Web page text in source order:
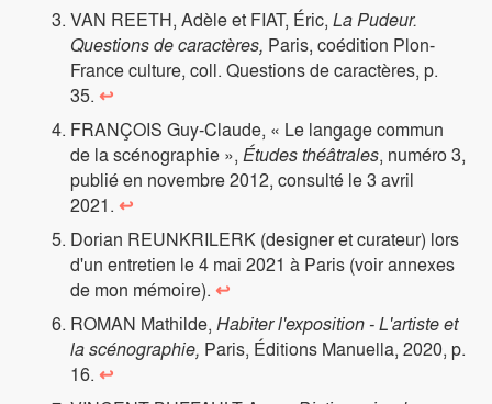
VAN REETH, Adèle et FIAT, Éric, La Pudeur.
Questions de caractères, Paris, coédition Plon-
France culture, coll. Questions de caractères, p.
35. ↩
FRANÇOIS Guy-Claude, « Le langage commun
de la scénographie », Études théâtrales, numéro 3,
publié en novembre 2012, consulté le 3 avril
2021. ↩
Dorian REUNKRILERK (designer et curateur) lors
d'un entretien le 4 mai 2021 à Paris (voir annexes
de mon mémoire). ↩
ROMAN Mathilde, Habiter l'exposition - L'artiste et
la scénographie, Paris, Éditions Manuella, 2020, p.
16. ↩